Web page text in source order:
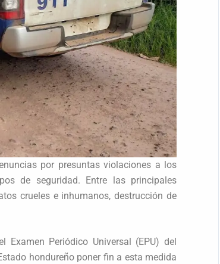
por presuntas violaciones a los
de seguridad. Entre las principales
crueles e inhumanos, destrucción de
Periódico Universal (EPU) del
hondureño poner fin a esta medida